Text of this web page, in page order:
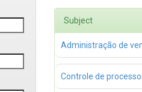
Subject
Administração de
Controle de